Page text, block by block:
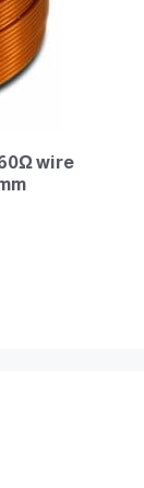
wire